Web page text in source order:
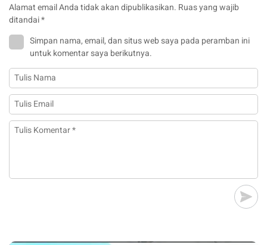
Alamat email Anda tidak akan dipublikasikan. Ruas yang wajib
ditandai*
Simpan nama, email, dan situs web saya pada peramban ini
untuk komentar saya berikutnya.